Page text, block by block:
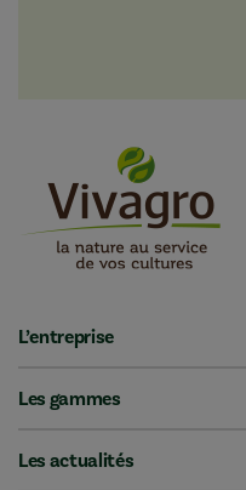
L’entreprise
Les gammes
Les actualités